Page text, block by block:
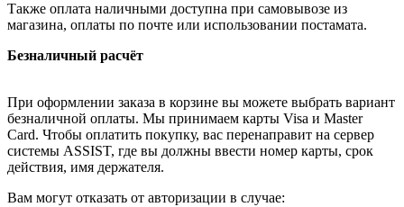
Также оплата наличными доступна при самовывозе из
магазина, оплаты по почте или использовании постамата.
Безналичный расчёт
При оформлении заказа в корзине вы можете выбрать вариант
безналичной оплаты. Мы принимаем карты Visa и Master
Card. Чтобы оплатить покупку, вас перенаправит на сервер
системы ASSIST, где вы должны ввести номер карты, срок
действия, имя держателя.
Вам могут отказать от авторизации в случае: